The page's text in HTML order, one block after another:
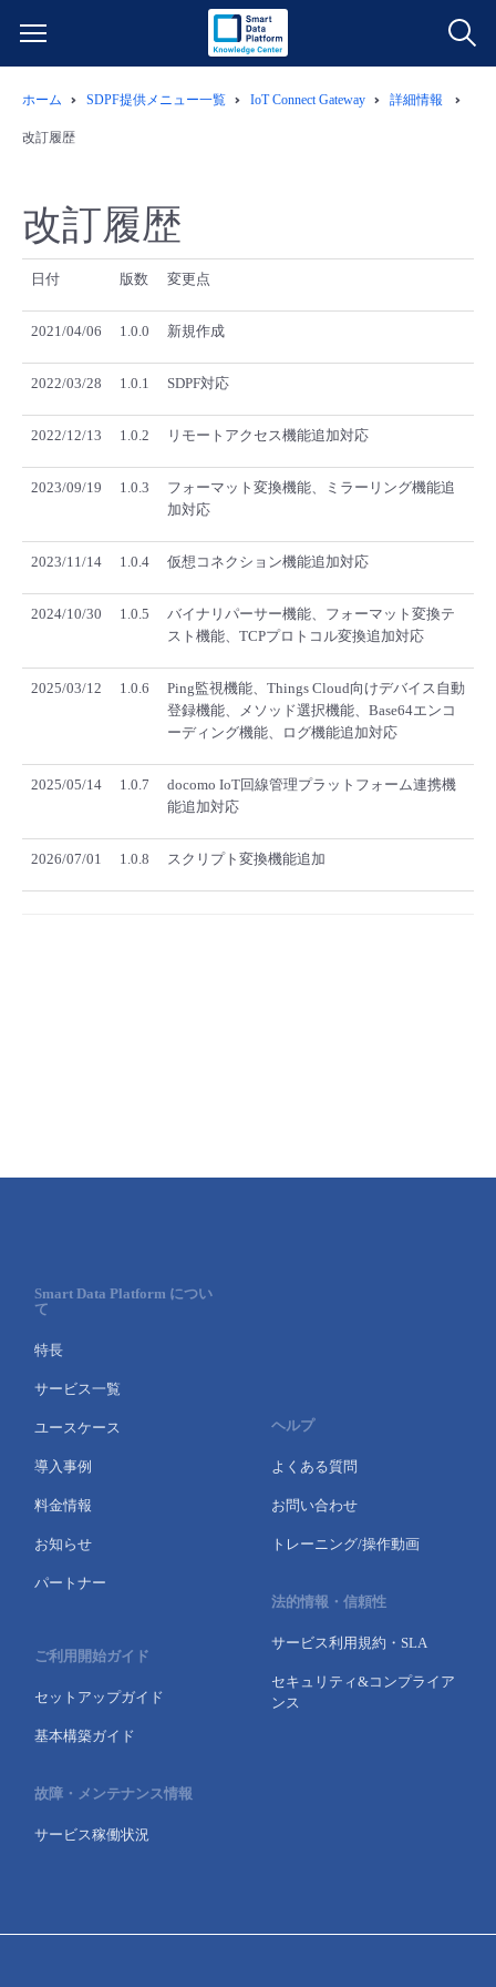
サービス一覧
クラウド/サーバー
IoT
モニタリング/監査
サポート
管理機能
すべてのメニューを見る
データ利活用
ネットワーク
IoT
モニタリング/監査
サポート
管理機能
すべてのメニューを見る
料金情報
データ利活用
クラウド/サーバー
ネットワーク
IoT
モニタリング/監査
サポート
■ 管理機能
■ セットアップガイド
- 新規お申し込み方法
- 初期設定・確認
- ユーザー機能の管理
- APIリファレンス
ユースケース
- バックアップ
- セキュリティ・監査
- IoT
- リモートワーク
- ITインフラストラクチャー
- その他
故障/メンテナンス情報
サービス稼働状況
故障/メンテナンス履歴
メンテナンス予定
定期メンテナンス
パートナー
協業パートナー
トレーニング/操作動画
脱炭素化
ホーム SDPF提供メニュー一覧 IoT Connect Gateway 詳細情報
改訂履歴
改訂履歴
日付 版数 変更点
2021/04/06 1.0.0 新規作成
2022/03/28 1.0.1 SDPF対応
2022/12/13 1.0.2 リモートアクセス機能追加対応
2023/09/19 1.0.3
フォーマット変換機能、ミラーリング機能追
加対応
2023/11/14 1.0.4 仮想コネクション機能追加対応
2024/10/30 1.0.5
バイナリパーサー機能、フォーマット変換テ
スト機能、TCPプロトコル変換追加対応
2025/03/12 1.0.6
Ping監視機能、Things Cloud向けデバイス自動
登録機能、メソッド選択機能、Base64エンコ
ーディング機能、ログ機能追加対応
2025/05/14 1.0.7
docomo IoT回線管理プラットフォーム連携機
能追加対応
2026/07/01 1.0.8 スクリプト変換機能追加
Smart Data Platform につい
て
特長
サービス一覧
ユースケース
導入事例
料金情報
お知らせ
パートナー
ご利用開始ガイド
セットアップガイド
基本構築ガイド
故障・メンテナンス情報
サービス稼働状況
ヘルプ
よくある質問
お問い合わせ
トレーニング/操作動画
法的情報・信頼性
サービス利用規約・SLA
セキュリティ&コンプライア
ンス